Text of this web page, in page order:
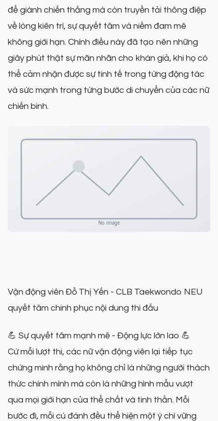
để giành chiến thắng mà còn truyền tải thông điệp
về lòng kiên trì, sự quyết tâm và niềm đam mê
không giới hạn. Chính điều này đã tạo nên những
giây phút thật sự mãn nhãn cho khán giả, khi họ có
thể cảm nhận được sự tinh tế trong từng động tác
và sức mạnh trong từng bước di chuyển của các nữ
chiến binh.
Vận động viên Đỗ Thị Yến - CLB Taekwondo NEU
quyết tâm chinh phục nội dung thi đấu
💪 Sự quyết tâm mạnh mẽ - Động lực lớn lao 💪
Cứ mỗi lượt thi, các nữ vận động viên lại tiếp tục
chứng minh rằng họ không chỉ là những người thách
thức chính mình mà còn là những hình mẫu vượt
qua mọi giới hạn của thể chất và tinh thần. Mỗi
bước đi, mỗi cú đánh đều thể hiện một ý chí vững